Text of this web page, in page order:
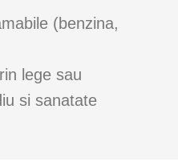
(benzina,
lege sau
si sanatate